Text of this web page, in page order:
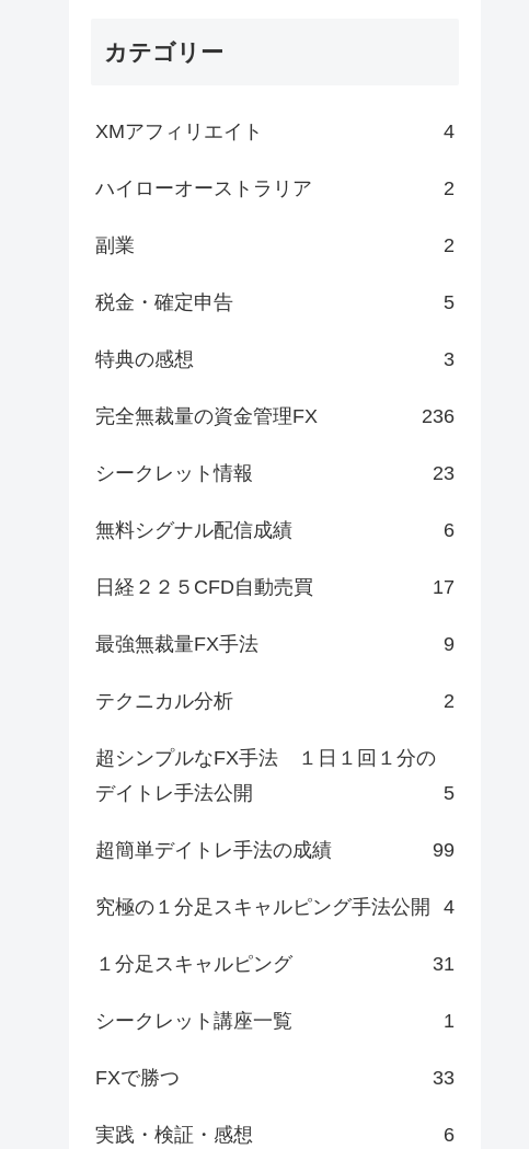
カテゴリー
XMアフィリエイト 4
ハイローオーストラリア 2
副業 2
税金・確定申告 5
特典の感想 3
完全無裁量の資金管理FX 236
シークレット情報 23
無料シグナル配信成績 6
日経２２５CFD自動売買 17
最強無裁量FX手法 9
テクニカル分析 2
超シンプルなFX手法 １日１回１分の
デイトレ手法公開
5
超簡単デイトレ手法の成績 99
究極の１分足スキャルピング手法公開 4
１分足スキャルピング 31
シークレット講座一覧 1
FXで勝つ 33
実践・検証・感想 6